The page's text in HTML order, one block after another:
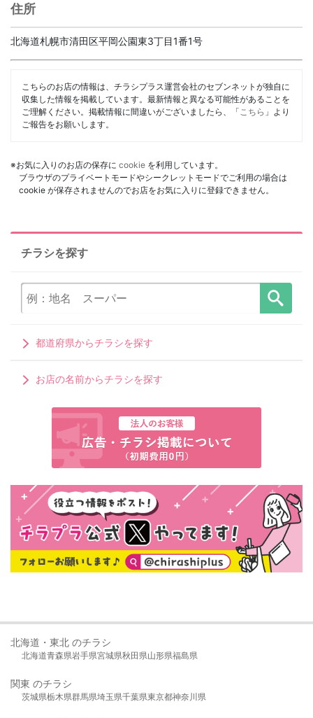
住所
北海道札幌市清田区平岡公園東3丁目1番1号
こちらのお店の情報は、チラシプラス運営会社のセブンネットが独自に
収集した情報を掲載しています。最新情報と異なる可能性があることを
ご理解ください。掲載情報に間違いがございましたら、「 こちら 」より
ご報告をお願いします。
※お気に入りのお店の保存に cookie を利用しています。
ブラウザのプライベートモードやシークレットモードでご利用の場合は
cookie が保存されませんのでお店をお気に入りに登録できません。
チラシを探す
都道府県からチラシを探す
お店の名前からチラシを探す
北海道・東北 のチラシ
北海道青森県岩手県宮城県秋田県山形県福島県
関東 のチラシ
茨城県栃木県群馬県埼玉県千葉県東京都神奈川県